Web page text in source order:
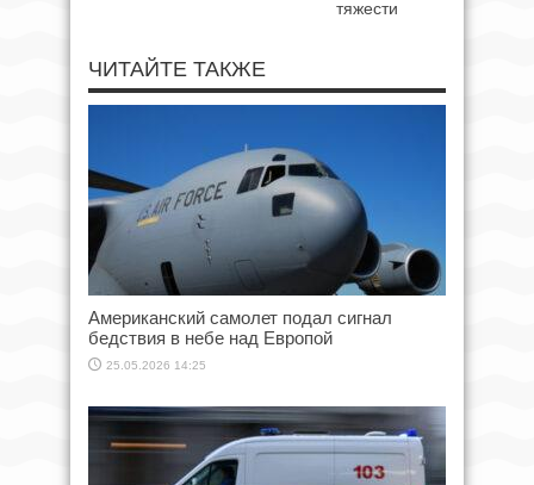
тяжести
ЧИТАЙТЕ ТАКЖЕ
Американский самолет подал сигнал
бедствия в небе над Европой
25.05.2026 14:25